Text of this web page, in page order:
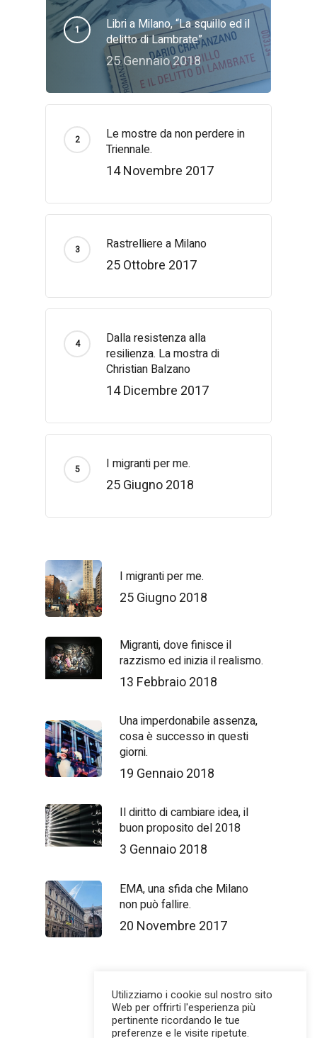
Libri a Milano, “La squillo ed il
delitto di Lambrate”
25 Gennaio 2018
Le mostre da non perdere in
Triennale.
14 Novembre 2017
Rastrelliere a Milano
25 Ottobre 2017
Dalla resistenza alla
resilienza. La mostra di
Christian Balzano
14 Dicembre 2017
I migranti per me.
25 Giugno 2018
I migranti per me.
25 Giugno 2018
Migranti, dove finisce il
razzismo ed inizia il realismo.
13 Febbraio 2018
Una imperdonabile assenza,
cosa è successo in questi
giorni.
19 Gennaio 2018
Il diritto di cambiare idea, il
buon proposito del 2018
3 Gennaio 2018
EMA, una sfida che Milano
non può fallire.
20 Novembre 2017
Utilizziamo i cookie sul nostro sito
Web per offrirti l'esperienza più
pertinente ricordando le tue
preferenze e le visite ripetute.